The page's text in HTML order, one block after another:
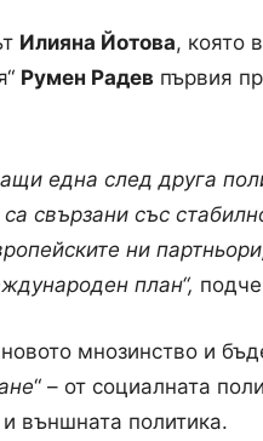
Илияна Йотова, която
Румен Радев първия
една след друга
свързани със
ни
план“,
мнозинство и
“ – от социалната
външната политика.